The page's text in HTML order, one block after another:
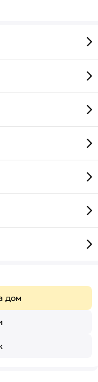
дом